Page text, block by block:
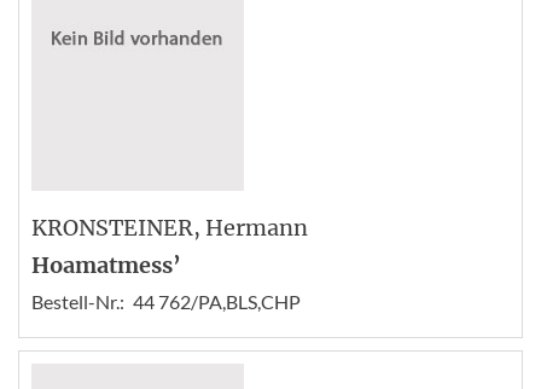
KRONSTEINER, Hermann
Hoamatmess’
Bestell-Nr.: 44 762/PA,BLS,CHP